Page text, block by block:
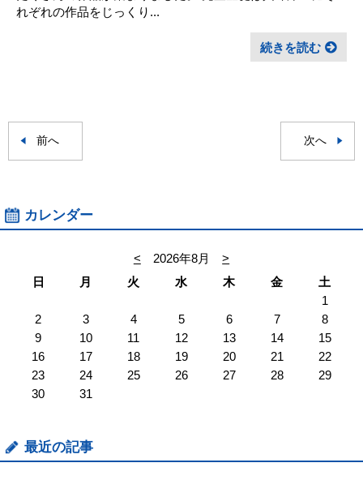
れぞれの作品をじっくり...
続きを読む
前へ 次へ
カレンダー
< 2026年8月
>
日
月 火 水 木 金
土
1
2
3 4 5 6 7
8
9
10 11 12 13 14
15
16
17 18 19 20 21
22
23
24 25 26 27 28
29
30
31
最近の記事